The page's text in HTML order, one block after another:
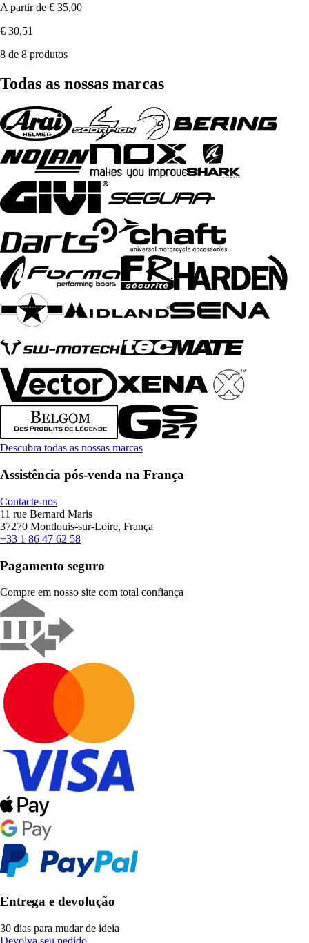
A partir de € 35,00
€ 30,51
8 de 8 produtos
Todas as nossas marcas
Descubra todas as nossas marcas
Assistência pós-venda na França
Contacte-nos
11 rue Bernard Maris
37270 Montlouis-sur-Loire, França
+33 1 86 47 62 58
Pagamento seguro
Compre em nosso site com total confiança
Entrega e devolução
30 dias para mudar de ideia
Devolva seu pedido